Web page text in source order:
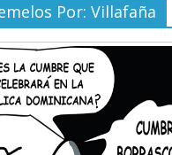
Por: Villafaña